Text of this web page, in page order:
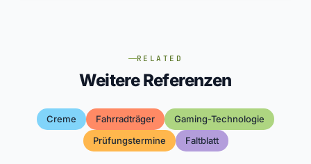
RELATED
Weitere Referenzen
Creme Fahrradträger
Gaming-Technologie
Prüfungstermine
Faltblatt